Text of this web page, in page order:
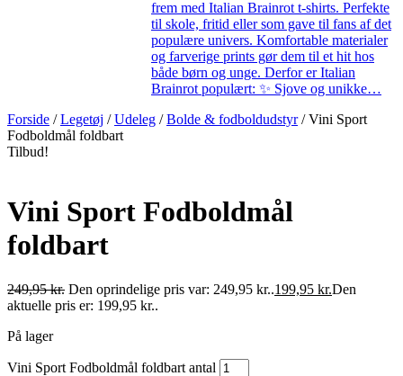
frem med Italian Brainrot t-shirts. Perfekte
til skole, fritid eller som gave til fans af det
populære univers. Komfortable materialer
og farverige prints gør dem til et hit hos
både børn og unge. Derfor er Italian
Brainrot populært: ✨ Sjove og unikke…
Forside /Legetøj /Udeleg /Bolde & fodboldudstyr/ Vini Sport
Fodboldmål foldbart
Tilbud!
Vini Sport Fodboldmål
foldbart
249,95kr. Den oprindelige pris var: 249,95 kr..199,95 kr.Den
aktuelle pris er: 199,95 kr..
På lager
Vini Sport Fodboldmål foldbart antal